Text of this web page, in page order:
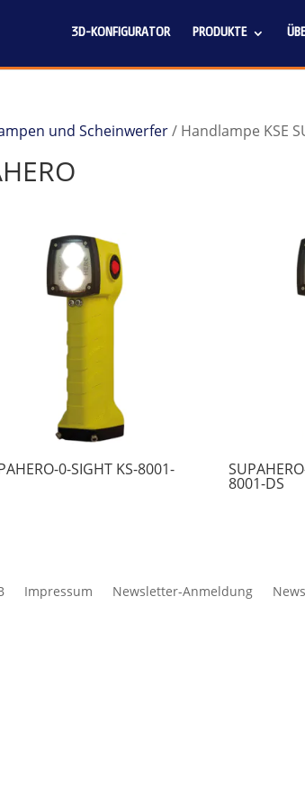
3D-KONFIGURATOR PRODUKTE
und Scheinwerfer/ Handlampe KSE
0-SIGHT KS-8001-
8001-DS
Impressum Newsletter-Anmeldung